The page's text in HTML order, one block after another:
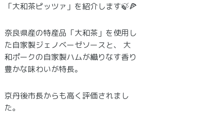
「大和茶ピッツァ」を紹介します🍃🍕
奈良県産の特産品「大和茶」を使用し
た自家製ジェノベーゼソースと、 大
和ポークの自家製ハムが織りなす香り
豊かな味わいが特長。
京丹後市長からも高く評価されまし
た。